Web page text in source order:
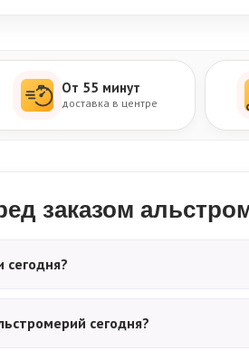
От 55 минут
доставка в центре
заказом
сегодня?
сегодня?